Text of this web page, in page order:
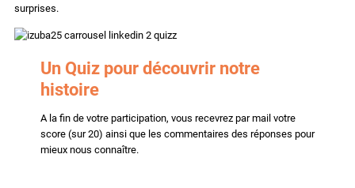
surprises.
Un Quiz pour découvrir notre
histoire
A la fin de votre participation, vous recevrez par mail votre
score (sur 20) ainsi que les commentaires des réponses pour
mieux nous connaître.